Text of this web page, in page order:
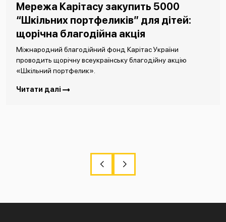
Мережа Карітасу закупить 5000
“Шкільних портфеликів” для дітей:
щорічна благодійна акція
Міжнародний благодійний фонд Карітас України
проводить щорічну всеукраїнську благодійну акцію
«Шкільний портфелик».
Читати далі